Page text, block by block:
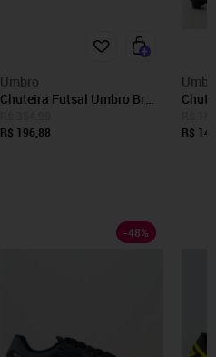
Umbro
Chuteira Futsal Umbro Br
R$ 196,88
R$
-48%